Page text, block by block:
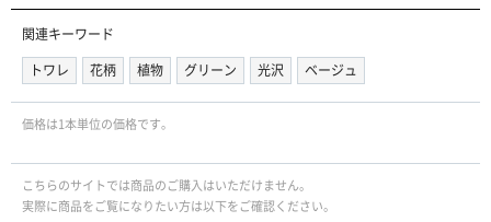
関連キーワード
トワレ
花柄 植物 グリーン 光沢 ベージュ
価格は1本単位の価格です｡
こちらのサイトでは商品のご購入はいただけません。
実際に商品をご覧になりたい方は以下をご確認ください。